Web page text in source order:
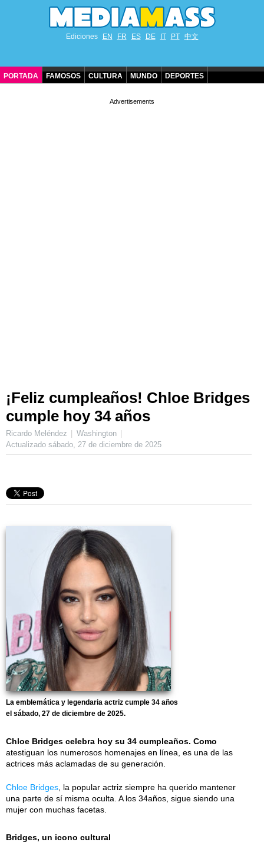
Ediciones EN FR ES DE IT PT 中文
PORTADA FAMOSOS CULTURA MUNDO DEPORTES
¡Feliz cumpleaños! Chloe Bridges
cumple hoy 34 años
Ricardo Meléndez
Washington
Actualizado sábado, 27 de diciembre de 2025
La emblemática y legendaria actriz cumple 34 años
el sábado, 27 de diciembre de 2025.
Chloe Bridges celebra hoy su 34 cumpleaños. Como
atestiguan los numerosos homenajes en línea, es una de las
actrices más aclamadas de su generación.
Chloe Bridges , la popular actriz siempre ha querido mantener
una parte de sí misma oculta. A los 34años, sigue siendo una
mujer con muchas facetas.
Bridges, un icono cultural